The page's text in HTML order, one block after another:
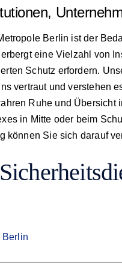
Berlin ist der
eine Vielzahl von
Schutz erfordern.
vertraut und verstehen
Ruhe und
in Mitte oder beim
können Sie sich darauf
Berlin